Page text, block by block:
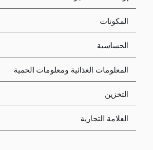
المكونات
الحساسية
المعلومات الغذائية ومعلومات الحمية
التخزين
العلامة التجارية